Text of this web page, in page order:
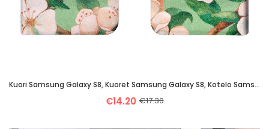
Kuori Samsung Galaxy S8, Kuoret Samsung Galaxy S8, Kotelo Samsung Galaxy S8 Pehmeä Neste Silikoni Lu
€14.20 €17.30